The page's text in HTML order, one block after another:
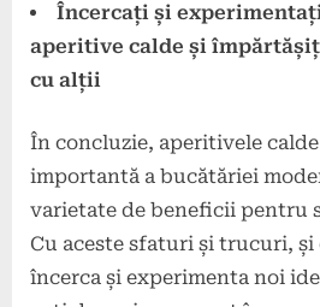
Încercați și
aperitive calde și
cu alții
În concluzie, aperitivele
importantă a bucătăriei
varietate de beneficii pentru
Cu aceste sfaturi și trucuri, și
încerca și experimenta noi